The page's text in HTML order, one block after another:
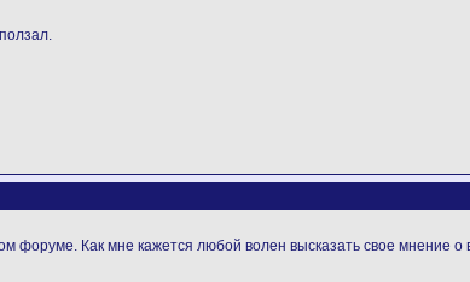
форуме. Как мне кажется любой волен высказать свое мнение о